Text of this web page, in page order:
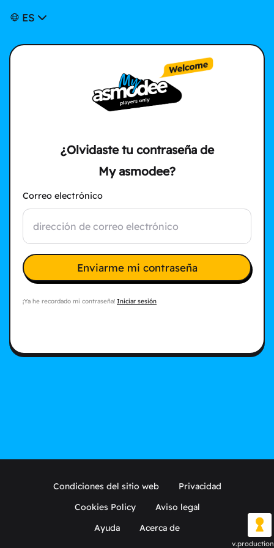
ES
¿Olvidaste tu contraseña de
My asmodee?
Correo electrónico
Enviarme mi contraseña
¡Ya he recordado mi contraseña! Iniciar sesión
Condiciones del sitio web
Privacidad
Cookies Policy
Aviso legal
Ayuda
Acerca de
v.production